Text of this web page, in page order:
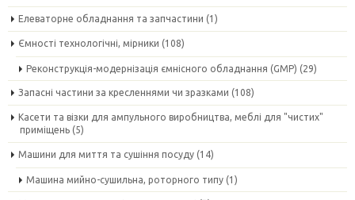
Елеваторне обладнання та запчастини (1)
Ємності технологічні, мірники (108)
Реконструкція-модернізація ємнісного обладнання (GMP) (29)
Запасні частини за кресленнями чи зразками (108)
Касети та візки для ампульного виробництва, меблі для "чистих"
приміщень (5)
Машини для миття та сушіння посуду (14)
Машина мийно-сушильна, роторного типу (1)